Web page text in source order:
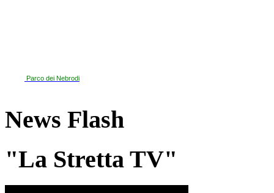
Parco dei Nebrodi
News Flash
"La Stretta TV"